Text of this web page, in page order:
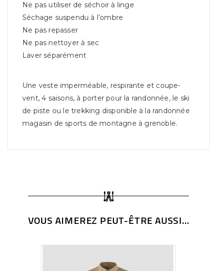
Ne pas utiliser de séchoir à linge
Séchage suspendu à l’ombre
Ne pas repasser
Ne pas nettoyer à sec
Laver séparément
Une veste imperméable, respirante et coupe-
vent, 4 saisons, à porter pour la randonnée, le ski
de piste ou le trekking disponible à la randonnée
magasin de sports de montagne à grenoble.
VOUS AIMEREZ PEUT-ÊTRE AUSSI...